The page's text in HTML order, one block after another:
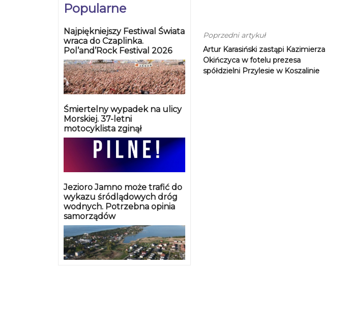
Popularne
Najpiękniejszy Festiwal Świata
wraca do Czaplinka.
Pol’and’Rock Festival 2026
Śmiertelny wypadek na ulicy
Morskiej. 37-letni
motocyklista zginął
Jezioro Jamno może trafić do
wykazu śródlądowych dróg
wodnych. Potrzebna opinia
samorządów
Poprzedni artykuł
Artur Karasiński zastąpi Kazimierza
Okińczyca w fotelu prezesa
spółdzielni Przylesie w Koszalinie